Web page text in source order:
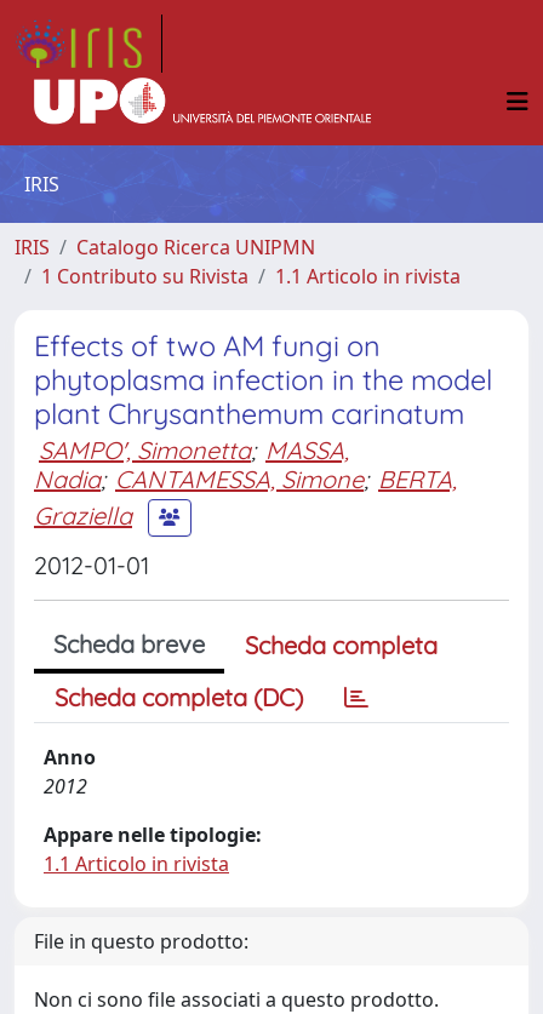
IRIS
IRIS
Catalogo Ricerca UNIPMN
1 Contributo su Rivista
1.1 Articolo in rivista
Effects of two AM fungi on
phytoplasma infection in the model
plant Chrysanthemum carinatum
SAMPO', Simonetta; MASSA,
Nadia; CANTAMESSA, Simone; BERTA,
Graziella
2012-01-01
Scheda breve
Scheda completa
Scheda completa (DC)
Anno
2012
Appare nelle tipologie:
1.1 Articolo in rivista
File in questo prodotto:
Non ci sono file associati a questo prodotto.